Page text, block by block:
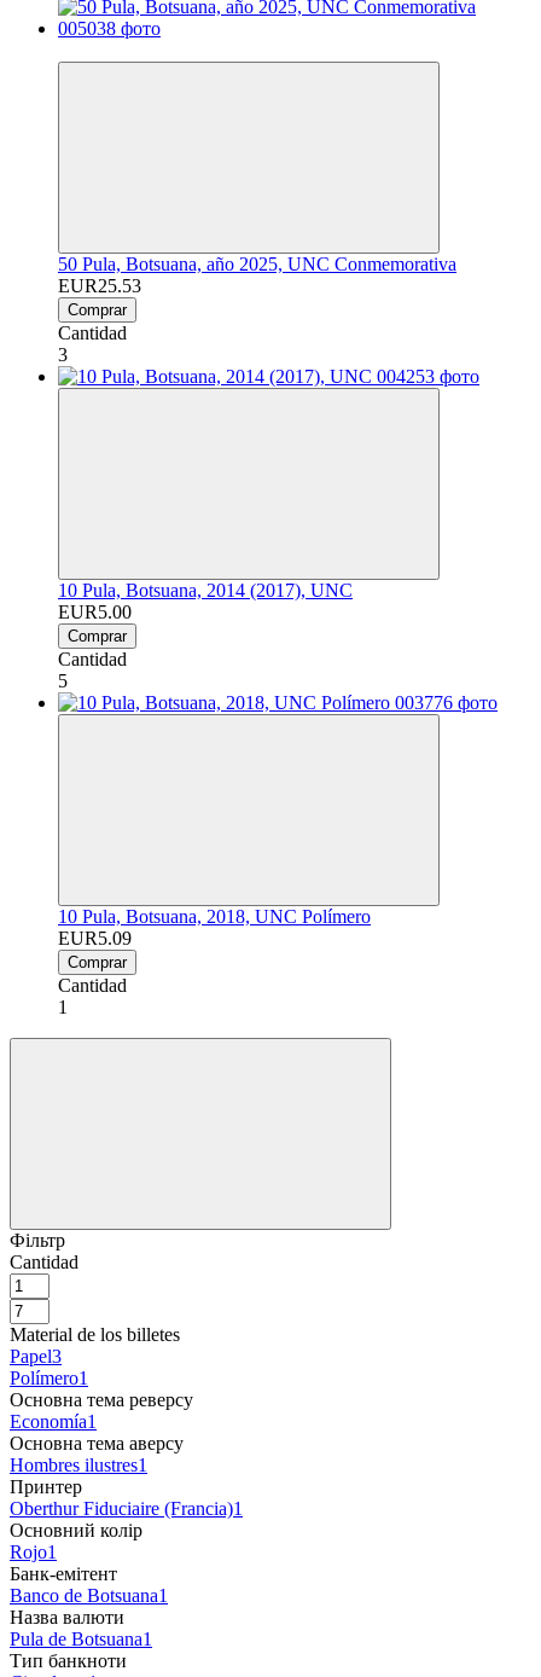
50 Pula, Botsuana, año 2025, UNC Conmemorativa
EUR25.53
Comprar
Cantidad
3
10 Pula, Botsuana, 2014 (2017), UNC
EUR5.00
Comprar
Cantidad
5
10 Pula, Botsuana, 2018, UNC Polímero
EUR5.09
Comprar
Cantidad
1
Фільтр
Cantidad
Material de los billetes
Papel3
Polímero1
Основна тема реверсу
Economía1
Основна тема аверсу
Hombres ilustres1
Принтер
Oberthur Fiduciaire (Francia)1
Основний колір
Rojo1
Банк-емітент
Banco de Botsuana1
Назва валюти
Pula de Botsuana1
Тип банкноти